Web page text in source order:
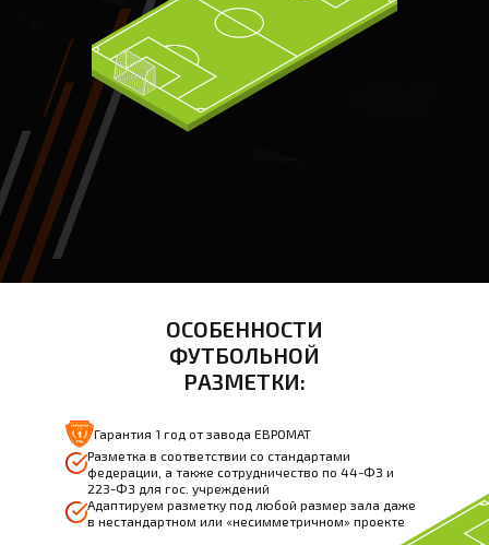
ОСОБЕННОСТИ
ФУТБОЛЬНОЙ
РАЗМЕТКИ:
Разметка в соответствии со стандартами
федерации, а также сотрудничество по 44-ФЗ и
223-ФЗ для гос. учреждений
Гарантия 1 год от завода ЕВРОМАТ
Адаптируем разметку под любой размер зала даже
в нестандартном или «несимметричном» проекте